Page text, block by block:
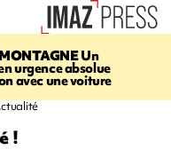
Un
urgence absolue
avec une voiture
!